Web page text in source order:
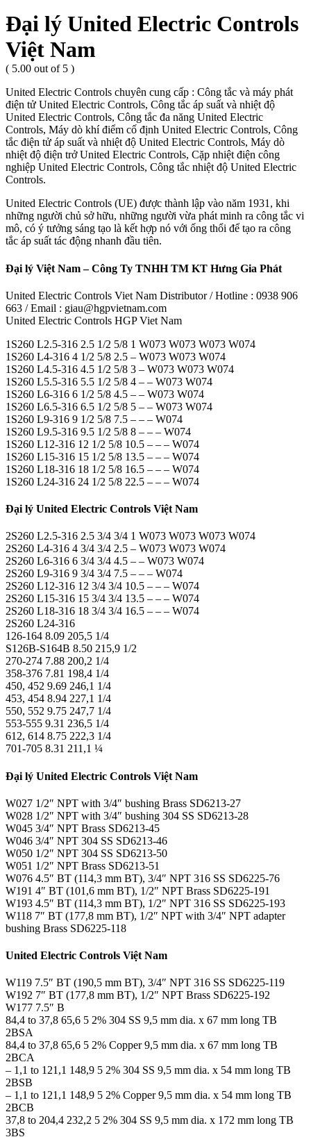
Đại lý United Electric Controls
Việt Nam
( 5.00 out of 5 )
United Electric Controls chuyên cung cấp : Công tắc và máy phát
điện tử United Electric Controls, Công tắc áp suất và nhiệt độ
United Electric Controls, Công tắc đa năng United Electric
Controls, Máy dò khí điểm cố định United Electric Controls, Công
tắc điện tử áp suất và nhiệt độ United Electric Controls, Máy dò
nhiệt độ điện trở United Electric Controls, Cặp nhiệt điện công
nghiệp United Electric Controls, Công tắc nhiệt độ United Electric
Controls.
United Electric Controls (UE) được thành lập vào năm 1931, khi
những người chủ sở hữu, những người vừa phát minh ra công tắc vi
mô, có ý tưởng sáng tạo là kết hợp nó với ống thổi để tạo ra công
tắc áp suất tác động nhanh đầu tiên.
Đại lý Việt Nam – Công Ty TNHH TM KT Hưng Gia Phát
United Electric Controls Viet Nam Distributor / Hotline : 0938 906
663 / Email : giau@hgpvietnam.com
United Electric Controls HGP Viet Nam
1S260 L2.5-316 2.5 1/2 5/8 1 W073 W073 W073 W074
1S260 L4-316 4 1/2 5/8 2.5 – W073 W073 W074
1S260 L4.5-316 4.5 1/2 5/8 3 – W073 W073 W074
1S260 L5.5-316 5.5 1/2 5/8 4 – – W073 W074
1S260 L6-316 6 1/2 5/8 4.5 – – W073 W074
1S260 L6.5-316 6.5 1/2 5/8 5 – – W073 W074
1S260 L9-316 9 1/2 5/8 7.5 – – – W074
1S260 L9.5-316 9.5 1/2 5/8 8 – – – W074
1S260 L12-316 12 1/2 5/8 10.5 – – – W074
1S260 L15-316 15 1/2 5/8 13.5 – – – W074
1S260 L18-316 18 1/2 5/8 16.5 – – – W074
1S260 L24-316 24 1/2 5/8 22.5 – – – W074
Đại lý United Electric Controls Việt Nam
2S260 L2.5-316 2.5 3/4 3/4 1 W073 W073 W073 W074
2S260 L4-316 4 3/4 3/4 2.5 – W073 W073 W074
2S260 L6-316 6 3/4 3/4 4.5 – – W073 W074
2S260 L9-316 9 3/4 3/4 7.5 – – – W074
2S260 L12-316 12 3/4 3/4 10.5 – – – W074
2S260 L15-316 15 3/4 3/4 13.5 – – – W074
2S260 L18-316 18 3/4 3/4 16.5 – – – W074
2S260 L24-316
126-164 8.09 205,5 1/4
S126B-S164B 8.50 215,9 1/2
270-274 7.88 200,2 1/4
358-376 7.81 198,4 1/4
450, 452 9.69 246,1 1/4
453, 454 8.94 227,1 1/4
550, 552 9.75 247,7 1/4
553-555 9.31 236,5 1/4
612, 614 8.75 222,3 1/4
701-705 8.31 211,1 ¼
Đại lý United Electric Controls Việt Nam
W027 1/2″ NPT with 3/4″ bushing Brass SD6213-27
W028 1/2″ NPT with 3/4″ bushing 304 SS SD6213-28
W045 3/4″ NPT Brass SD6213-45
W046 3/4″ NPT 304 SS SD6213-46
W050 1/2″ NPT 304 SS SD6213-50
W051 1/2″ NPT Brass SD6213-51
W076 4.5″ BT (114,3 mm BT), 3/4″ NPT 316 SS SD6225-76
W191 4″ BT (101,6 mm BT), 1/2″ NPT Brass SD6225-191
W193 4.5″ BT (114,3 mm BT), 1/2″ NPT 316 SS SD6225-193
W118 7″ BT (177,8 mm BT), 1/2″ NPT with 3/4″ NPT adapter
bushing Brass SD6225-118
United Electric Controls Việt Nam
W119 7.5″ BT (190,5 mm BT), 3/4″ NPT 316 SS SD6225-119
W192 7″ BT (177,8 mm BT), 1/2″ NPT Brass SD6225-192
W177 7.5″ B
84,4 to 37,8 65,6 5 2% 304 SS 9,5 mm dia. x 67 mm long TB
2BSA
84,4 to 37,8 65,6 5 2% Copper 9,5 mm dia. x 67 mm long TB
2BCA
– 1,1 to 121,1 148,9 5 2% 304 SS 9,5 mm dia. x 54 mm long TB
2BSB
– 1,1 to 121,1 148,9 5 2% Copper 9,5 mm dia. x 54 mm long TB
2BCB
37,8 to 204,4 232,2 5 2% 304 SS 9,5 mm dia. x 172 mm long TB
3BS